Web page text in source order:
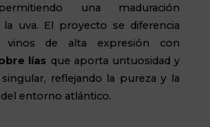
una maduración
la uva. El proyecto se diferencia
vinos de alta expresión con
lías que aporta untuosidad y
reflejando la pureza y la
entorno atlántico.